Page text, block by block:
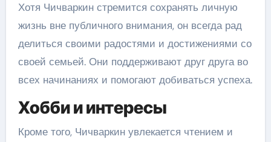
Хотя Чичваркин стремится сохранять личную
жизнь вне публичного внимания, он всегда рад
делиться своими радостями и достижениями со
своей семьей. Они поддерживают друг друга во
всех начинаниях и помогают добиваться успеха.
Хобби и интересы
Кроме того, Чичваркин увлекается чтением и